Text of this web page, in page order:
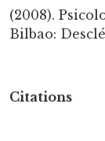
Citations
(2008).
Bilbao: